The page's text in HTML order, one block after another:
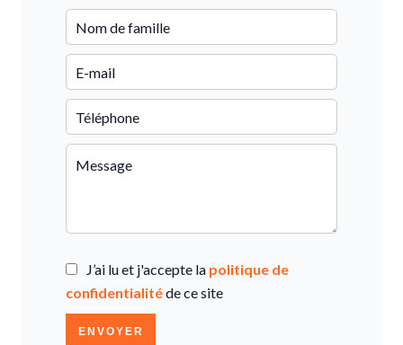
J’ai lu et j'accepte la politique de
confidentialitéde ce site
ENVOYER